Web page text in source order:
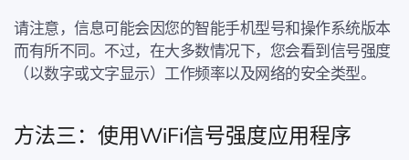
请注意，信息可能会因您的智能手机型号和操作系统版本
而有所不同。不过，在大多数情况下，您会看到信号强度
（以数字或文字显示）工作频率以及网络的安全类型。
方法三：使用WiFi信号强度应用程序